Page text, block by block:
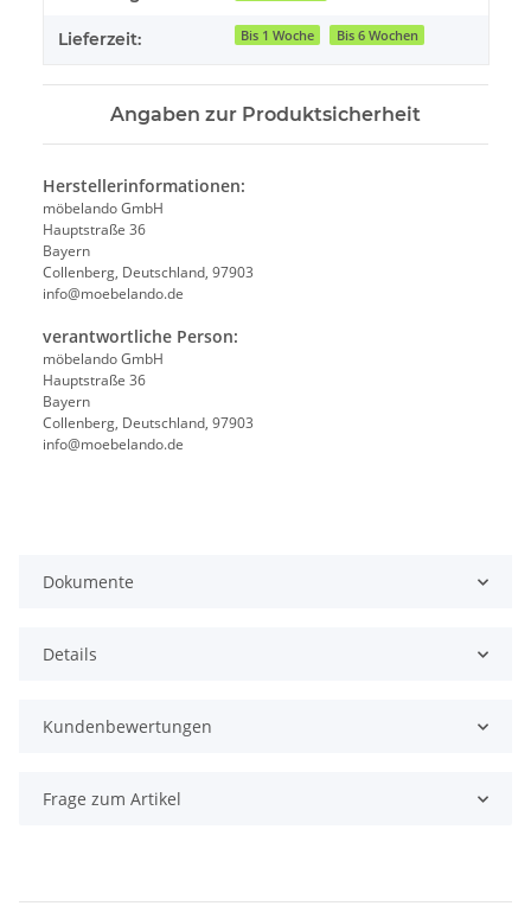
Lieferzeit: Bis 1 Woche Bis 6 Wochen
Angaben zur Produktsicherheit
Herstellerinformationen:
möbelando GmbH
Hauptstraße 36
Bayern
Collenberg, Deutschland, 97903
info@moebelando.de
verantwortliche Person:
möbelando GmbH
Hauptstraße 36
Bayern
Collenberg, Deutschland, 97903
info@moebelando.de
Dokumente
Details
Kundenbewertungen
Frage zum Artikel